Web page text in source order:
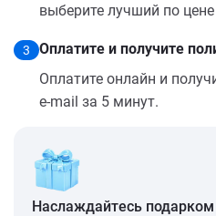
выберите лучший по
3
Оплатите и получите
Оплатите онлайн и
e-mail за 5 минут.
Наслаждайтесь